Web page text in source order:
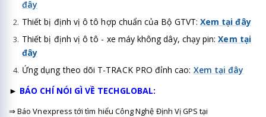
đây
Thiết bị định vị ô tô hợp chuẩn của Bộ GTVT: Xem tại đây
Thiết bị định vị ô tô - xe máy không dây, chạy pin: Xem tại
đây
Ứng dụng theo dõi T-TRACK PRO đỉnh cao: Xem tại đây
► BÁO CHÍ NÓI GÌ VỀ TECHGLOBAL:
⇒Báo Vnexpress tới tìm hiểu Công Nghệ Định Vị GPS tại